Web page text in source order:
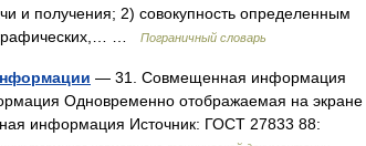
и получения; 2) совокупность определенным
графических,… …
Пограничный словарь
— 31. Совмещенная информация
Одновременно отображаемая на экране
информация Источник: ГОСТ 27833 88: